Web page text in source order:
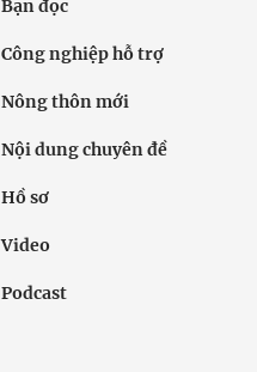
Bạn đọc
Công nghiệp hỗ trợ
Nông thôn mới
Nội dung chuyên đề
Hồ sơ
Video
Podcast